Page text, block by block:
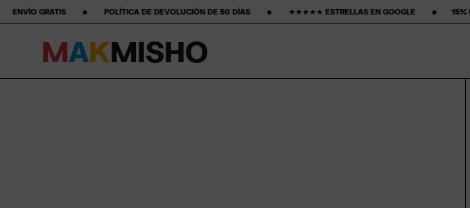
DE DEVOLUCIÓN DE 50 DÍAS ‎ ‎ ‎ ‎ ‎ ‎ ‎ •‎ ‎ ‎ ‎ ‎ ‎ ‎ ‎ ★★★★★ ESTRELLAS EN GOOGLE ‎ ‎ ‎ ‎ ‎ ‎ ‎ •‎ ‎ ‎ ‎ ‎ ‎ ‎ ‎15% PRIMERA COMPRA‎
MAKMISHO